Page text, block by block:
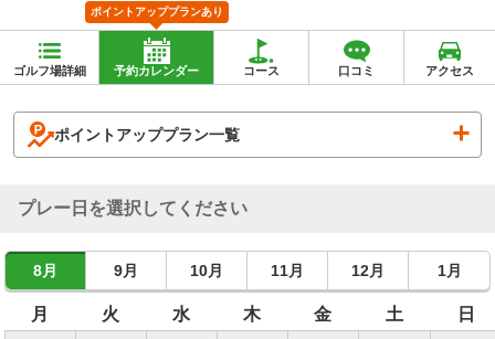
ゴルフ場詳細 予約カレンダー
ポイントアッププランあり
コース 口コミ アクセス
ポイントアッププラン一覧
プレー日を選択してください
8月 9月 10月 11月 12月 1月
月 火 水 木 金 土 日